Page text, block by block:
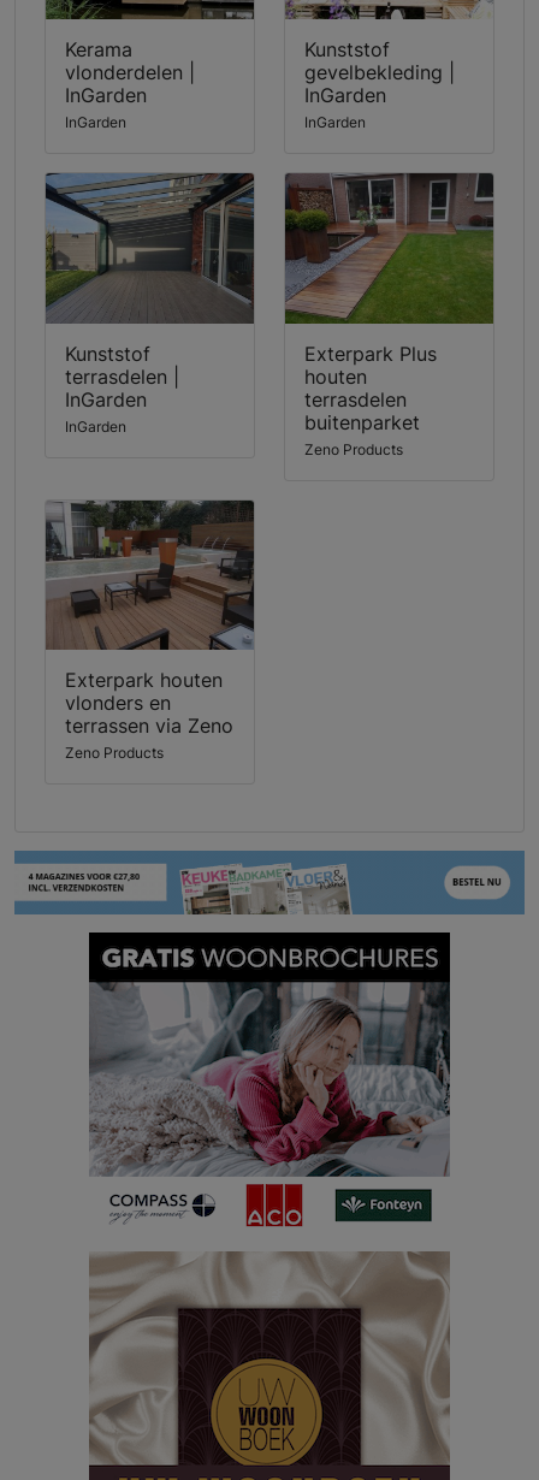
Kerama
vlonderdelen |
InGarden
InGarden
Kunststof
gevelbekleding |
InGarden
InGarden
Kunststof
terrasdelen |
InGarden
InGarden
Exterpark Plus
houten
terrasdelen
buitenparket
Zeno Products
Exterpark houten
vlonders en
terrassen via Zeno
Zeno Products